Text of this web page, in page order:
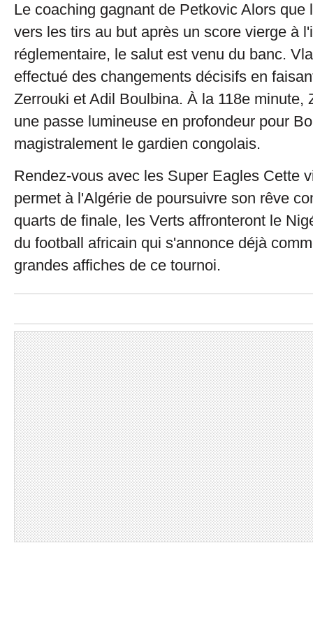
Le coaching gagnant de Petkovic Alors que
vers les tirs au but après un score vierge à
réglementaire, le salut est venu du banc.
effectué des changements décisifs en
Zerrouki et Adil Boulbina. À la 118e minute,
une passe lumineuse en profondeur pour
magistralement le gardien congolais.
Rendez-vous avec les Super Eagles Cette
permet à l'Algérie de poursuivre son rêve
quarts de finale, les Verts affronteront le
du football africain qui s'annonce déjà
grandes affiches de ce tournoi.